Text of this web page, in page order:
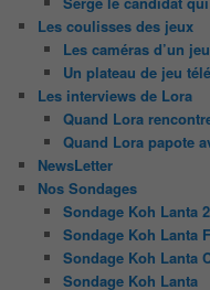
Les coulisses des jeux
Les caméras d’un
Un plateau de jeu
Les interviews de Lora
Quand Lora
Quand Lora papote
NewsLetter
Nos Sondages
Sondage Koh Lanta
Sondage Koh Lanta
Sondage Koh Lanta
Sondage Koh Lanta